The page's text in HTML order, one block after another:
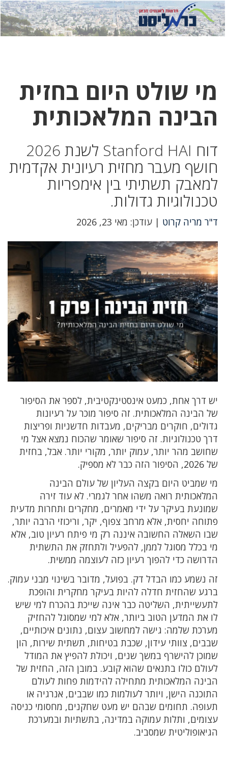
לחץ
כאן
לחץ
כדי
מי שולט היום בחזית
הבינה המלאכותית
דוח Stanford HAI לשנת 2026
חושף מעבר מחזית רעיונית אקדמית
למאבק תשתיתי בין אימפריות
טכנולוגיות גדולות.
ד"ר מריה קרוט | עודכן: מאי 23, 2026
יש דרך אחת, כמעט אינסטינקטיבית, לספר את הסיפור
של הבינה המלאכותית. זה סיפור מוכר על רעיונות
גדולים, חוקרים מבריקים, מעבדות חדשניות ופריצות
דרך טכנולוגיות. זה סיפור שאומר שהכוח נמצא אצל מי
שחושב מהר יותר, עמוק יותר, מקורי יותר. אבל, בחזית
של 2026, הסיפור הזה כבר לא מספיק.
מי שמביט היום בקצה העליון של עולם הבינה
המלאכותית רואה משהו אחר לגמרי. לא עוד זירה
שמונעת בעיקר על ידי מאמרים, מחקרים ותחרות מדעית
פתוחה יחסית, אלא מרחב צפוף, יקר, וריכוזי הרבה יותר,
שבו השאלה החשובה איננה רק מי פיתח רעיון טוב, אלא
מי בכלל מסוגל לממן, להפעיל ולתחזק את התשתית
הדרושה כדי להפוך רעיון כזה לעוצמה ממשית.
זה נשמע כמו הבדל דק. בפועל, מדובר בשינוי מבני עמוק.
ברגע שהחזית חדלה להיות בעיקר מחקרית והופכת
לתעשייתית, השליטה כבר אינה שייכת בהכרח למי שיש
לו את המדען הטוב ביותר, אלא למי שמסוגל להחזיק
מערכת שלמה: גישה למחשוב עצום, נתונים איכותיים,
שבבים, צוותי עידון, שכבת בטיחות, תשתית שירות, הון
שמוכן להישרף במשך שנים, ויכולת להפיץ את המודל
לעולם כולו בתנאים שהוא קובע. במובן הזה, החזית של
הבינה המלאכותית מתחילה להידמות פחות לעולם
התוכנה הישן, ויותר לעולמות כמו שבבים, אנרגיה או
תעופה. תחומים שבהם יש מעט שחקנים, מחסומי כניסה
עצומים, ותלות עמוקה במדינה, בתשתיות ובמערכת
הגיאופוליטית שמסביב.